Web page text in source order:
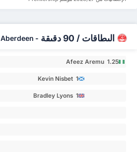
البطاقات / 90 دقيقة -
Aberdeen
Afeez Aremu 1.25
Kevin Nisbet 1
Bradley Lyons 1